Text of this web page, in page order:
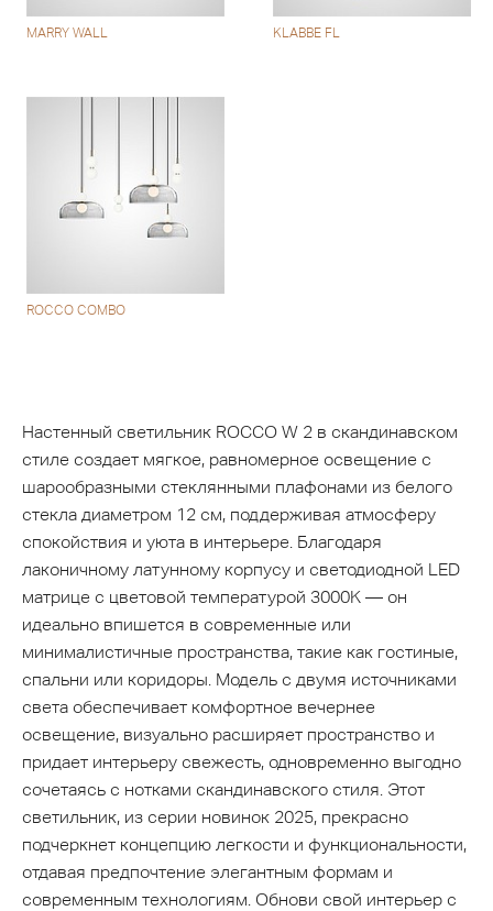
MARRY WALL KLABBE FL
ROCCO COMBO
Настенный светильник ROCCO W 2 в скандинавском
стиле создает мягкое, равномерное освещение с
шарообразными стеклянными плафонами из белого
стекла диаметром 12 см, поддерживая атмосферу
спокойствия и уюта в интерьере. Благодаря
лаконичному латунному корпусу и светодиодной LED
матрице с цветовой температурой 3000K — он
идеально впишется в современные или
минималистичные пространства, такие как гостиные,
спальни или коридоры. Модель с двумя источниками
света обеспечивает комфортное вечернее
освещение, визуально расширяет пространство и
придает интерьеру свежесть, одновременно выгодно
сочетаясь с нотками скандинавского стиля. Этот
светильник, из серии новинок 2025, прекрасно
подчеркнет концепцию легкости и функциональности,
отдавая предпочтение элегантным формам и
современным технологиям. Обнови свой интерьер с